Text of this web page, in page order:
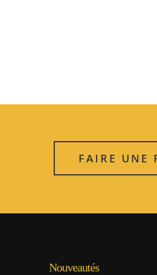
FAIRE UNE
Nouveautés